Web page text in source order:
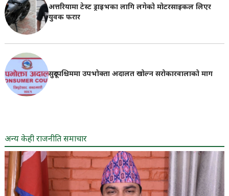
अत्तरियामा टेस्ट ड्राइभका लागि लगेको मोटरसाइकल लिएर
युवक फरार
सुदूरपश्चिममा उपभोक्ता अदालत खोल्न सरोकारवालाको माग
अन्य केही राजनीति समाचार